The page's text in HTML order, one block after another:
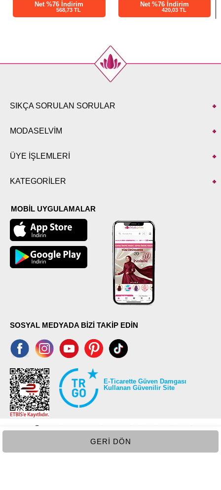
GERI DÖN
Net %76 İndirim
568,73 TL
Net %76 İndirim
420,03 TL
SIKÇA SORULAN SORULAR
MODASELVİM
ÜYE İŞLEMLERİ
KATEGORİLER
MOBİL UYGULAMALAR
SOSYAL MEDYADA BİZİ TAKİP EDİN
E-Ticarette Güven Damgası
Kullanan Güvenilir Site